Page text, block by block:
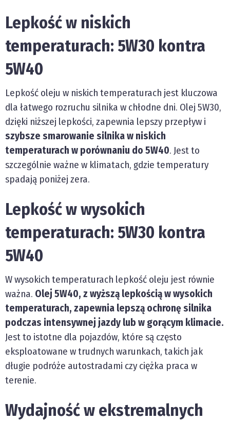
Lepkość w niskich
temperaturach: 5W30 kontra
5W40
Lepkość oleju w niskich temperaturach jest kluczowa
dla łatwego rozruchu silnika w chłodne dni. Olej 5W30,
dzięki niższej lepkości, zapewnia lepszy przepływ i
szybsze smarowanie silnika w niskich
temperaturach w porównaniu do 5W40. Jest to
szczególnie ważne w klimatach, gdzie temperatury
spadają poniżej zera.
Lepkość w wysokich
temperaturach: 5W30 kontra
5W40
W wysokich temperaturach lepkość oleju jest równie
ważna. Olej 5W40, z wyższą lepkością w wysokich
temperaturach, zapewnia lepszą ochronę silnika
podczas intensywnej jazdy lub w gorącym klimacie.
Jest to istotne dla pojazdów, które są często
eksploatowane w trudnych warunkach, takich jak
długie podróże autostradami czy ciężka praca w
terenie.
Wydajność w ekstremalnych